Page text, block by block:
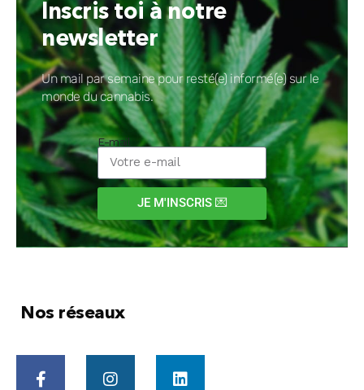
Inscris toi à notre
newsletter
Un mail par semaine pour resté(e) informé(e) sur le
monde du cannabis.
E-mail
JE M'INSCRIS 💌
Nos réseaux